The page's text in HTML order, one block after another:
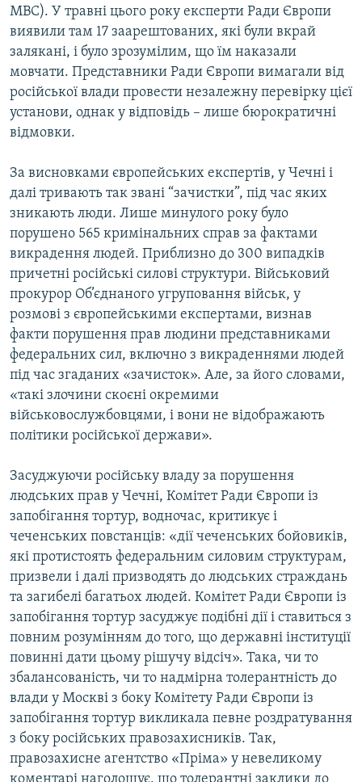
МВС). У травні цього року експерти Ради Європи
виявили там 17 заарештованих, які були вкрай
залякані, і було зрозумілим, що їм наказали
мовчати. Представники Ради Європи вимагали від
російської влади провести незалежну перевірку цієї
установи, однак у відповідь – лише бюрократичні
відмовки.
За висновками європейських експертів, у Чечні і
далі тривають так звані “зачистки”, під час яких
зникають люди. Лише минулого року було
порушено 565 кримінальних справ за фактами
викрадення людей. Приблизно до 300 випадків
причетні російські силові структури. Військовий
прокурор Об’єднаного угруповання військ, у
розмові з європейськими експертами, визнав
факти порушення прав людини представниками
федеральних сил, включно з викраденнями людей
під час згаданих «зачисток». Але, за його словами,
«такі злочини скоєні окремими
військовослужбовцями, і вони не відображають
політики російської держави».
Засуджуючи російську владу за порушення
людських прав у Чечні, Комітет Ради Європи із
запобігання тортур, водночас, критикує і
чеченських повстанців: «дії чеченських бойовиків,
які протистоять федеральним силовим структурам,
призвели і далі призводять до людських страждань
та загибелі багатьох людей. Комітет Ради Європи із
запобігання тортур засуджує подібні дії і ставиться з
повним розумінням до того, що державні інституції
повинні дати цьому рішучу відсіч». Така, чи то
збалансованість, чи то надмірна толерантність до
влади у Москві з боку Комітету Ради Європи із
запобігання тортур викликала певне роздратування
з боку російських правозахисників. Так,
правозахисне агентство «Пріма» у невеликому